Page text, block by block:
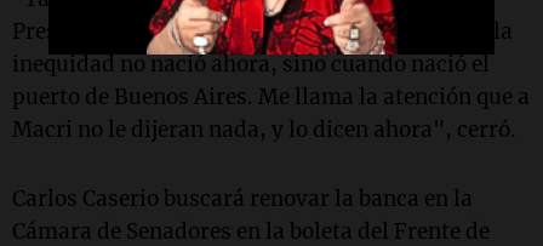
Presupuesto; sigue siendo una inequidad, pero la
inequidad no nació ahora, sino cuando nació el
puerto de Buenos Aires. Me llama la atención que a
Macri no le dijeran nada, y lo dicen ahora", cerró.
Carlos Caserio buscará renovar la banca en la
Cámara de Senadores en la boleta del Frente de